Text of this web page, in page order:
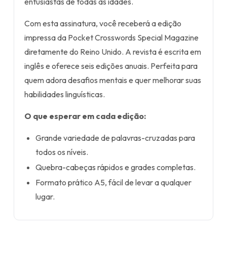
Com esta assinatura, você receberá a edição
impressa da Pocket Crosswords Special Magazine
diretamente do Reino Unido. A revista é escrita em
inglês e oferece seis edições anuais. Perfeita para
quem adora desafios mentais e quer melhorar suas
habilidades linguísticas.
O que esperar em cada edição:
Grande variedade de palavras-cruzadas para
todos os níveis.
Quebra-cabeças rápidos e grades completas.
Formato prático A5, fácil de levar a qualquer
lugar.